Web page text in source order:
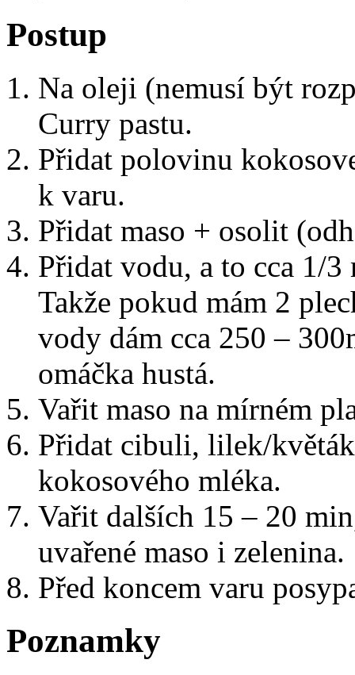
Postup
Na oleji (nemusí být
Curry pastu.
Přidat polovinu
k varu.
Přidat maso + osolit
Přidat vodu, a to cca 1/
Takže pokud mám 2
vody dám cca 250 –
omáčka hustá.
Vařit maso na mírném
Přidat cibuli, lilek/
kokosového mléka.
Vařit dalších 15 – 20
uvařené maso i zelenina.
Před koncem varu
Poznamky